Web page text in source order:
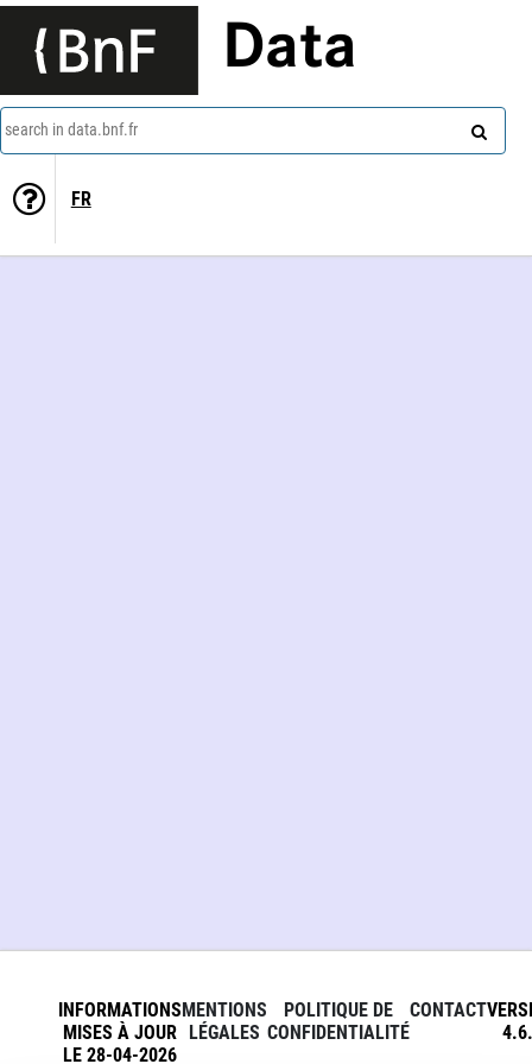
Data
search in data.bnf.fr
FR
INFORMATIONS
MISES À JOUR
LE 28-04-2026
MENTIONS
LÉGALES
POLITIQUE DE
CONFIDENTIALITÉ
CONTACT